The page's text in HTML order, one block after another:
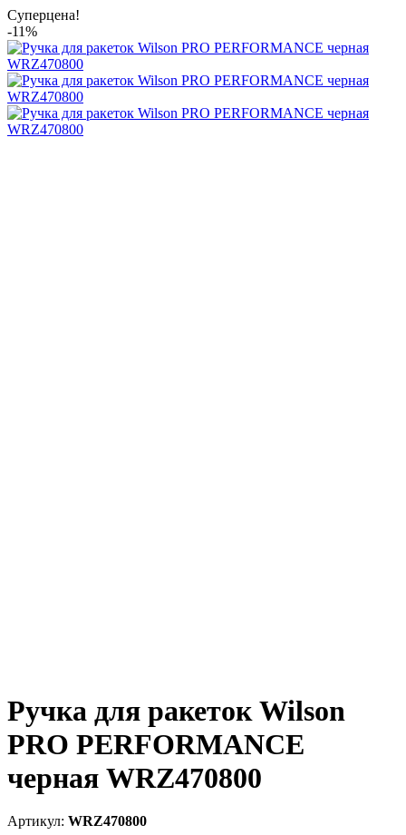
Суперцена!
-11%
Ручка для ракеток Wilson
PRO PERFORMANCE
черная WRZ470800
WRZ470800